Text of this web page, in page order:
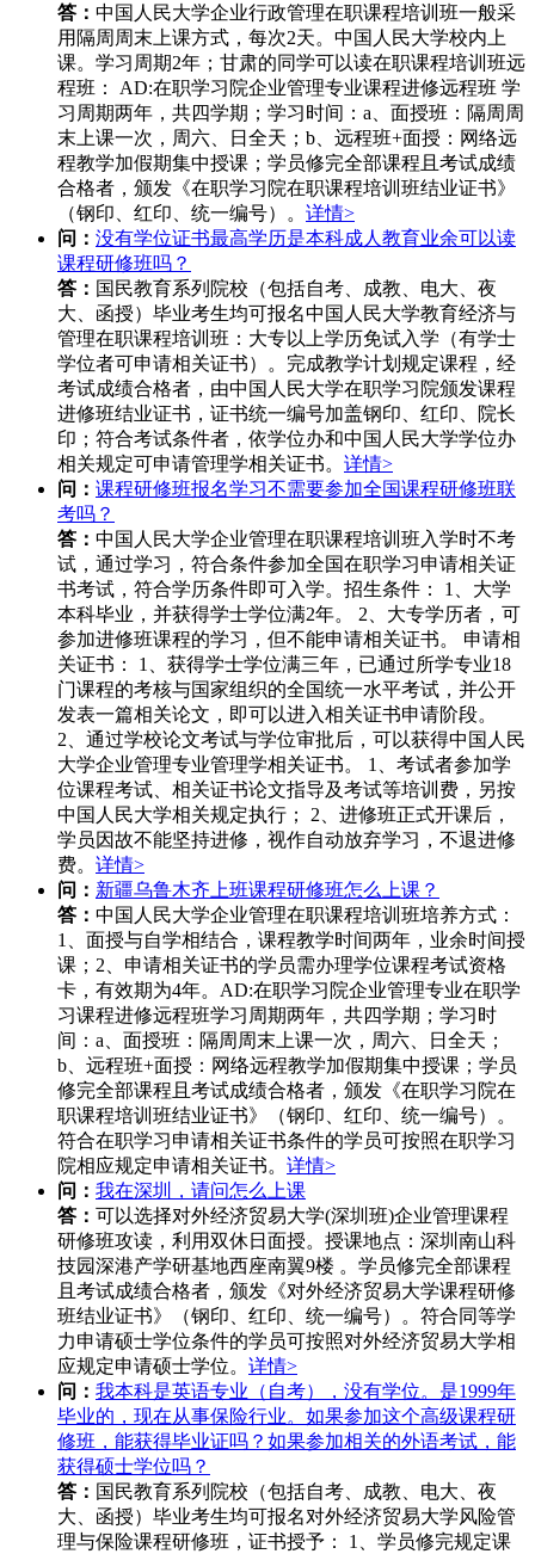
答： 中国人民大学企业行政管理在职课程培训班一般采
用隔周周末上课方式，每次2天。中国人民大学校内上
课。学习周期2年；甘肃的同学可以读在职课程培训班远
程班： AD:在职学习院企业管理专业课程进修远程班 学
习周期两年，共四学期；学习时间：a、面授班：隔周周
末上课一次，周六、日全天；b、远程班+面授：网络远
程教学加假期集中授课；学员修完全部课程且考试成绩
合格者，颁发《在职学习院在职课程培训班结业证书》
（钢印、红印、统一编号）。 详情>
问： 没有学位证书最高学历是本科成人教育业余可以读
课程研修班吗？
答： 国民教育系列院校（包括自考、成教、电大、夜
大、函授）毕业考生均可报名中国人民大学教育经济与
管理在职课程培训班：大专以上学历免试入学（有学士
学位者可申请相关证书）。完成教学计划规定课程，经
考试成绩合格者，由中国人民大学在职学习院颁发课程
进修班结业证书，证书统一编号加盖钢印、红印、院长
印；符合考试条件者，依学位办和中国人民大学学位办
相关规定可申请管理学相关证书。 详情>
问： 课程研修班报名学习不需要参加全国课程研修班联
考吗？
答： 中国人民大学企业管理在职课程培训班入学时不考
试，通过学习，符合条件参加全国在职学习申请相关证
书考试，符合学历条件即可入学。招生条件： 1、大学
本科毕业，并获得学士学位满2年。 2、大专学历者，可
参加进修班课程的学习，但不能申请相关证书。 申请相
关证书： 1、获得学士学位满三年，已通过所学专业18
门课程的考核与国家组织的全国统一水平考试，并公开
发表一篇相关论文，即可以进入相关证书申请阶段。
2、通过学校论文考试与学位审批后，可以获得中国人民
大学企业管理专业管理学相关证书。 1、考试者参加学
位课程考试、相关证书论文指导及考试等培训费，另按
中国人民大学相关规定执行； 2、进修班正式开课后，
学员因故不能坚持进修，视作自动放弃学习，不退进修
费。 详情>
问： 新疆乌鲁木齐上班课程研修班怎么上课？
答： 中国人民大学企业管理在职课程培训班培养方式：
1、面授与自学相结合，课程教学时间两年，业余时间授
课；2、申请相关证书的学员需办理学位课程考试资格
卡，有效期为4年。AD:在职学习院企业管理专业在职学
习课程进修远程班学习周期两年，共四学期；学习时
间：a、面授班：隔周周末上课一次，周六、日全天；
b、远程班+面授：网络远程教学加假期集中授课；学员
修完全部课程且考试成绩合格者，颁发《在职学习院在
职课程培训班结业证书》（钢印、红印、统一编号）。
符合在职学习申请相关证书条件的学员可按照在职学习
院相应规定申请相关证书。 详情>
问： 我在深圳，请问怎么上课
答： 可以选择对外经济贸易大学(深圳班)企业管理课程
研修班攻读，利用双休日面授。授课地点：深圳南山科
技园深港产学研基地西座南翼9楼 。学员修完全部课程
且考试成绩合格者，颁发《对外经济贸易大学课程研修
班结业证书》（钢印、红印、统一编号）。符合同等学
力申请硕士学位条件的学员可按照对外经济贸易大学相
应规定申请硕士学位。 详情>
问： 我本科是英语专业（自考），没有学位。是1999年
毕业的，现在从事保险行业。如果参加这个高级课程研
修班，能获得毕业证吗？如果参加相关的外语考试，能
获得硕士学位吗？
答： 国民教育系列院校（包括自考、成教、电大、夜
大、函授）毕业考生均可报名对外经济贸易大学风险管
理与保险课程研修班，证书授予： 1、学员修完规定课